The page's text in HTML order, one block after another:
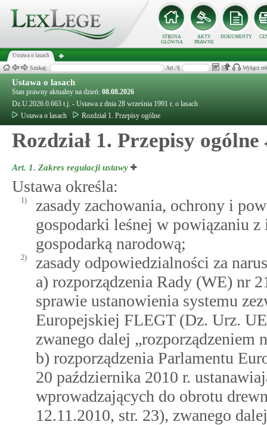
STRONA
GŁÓWNA
AKTY
PRAWNE
DOKUMENTY
Ustawa o lasach
Szukaj: Art./§ Wyłącz
Ustawa o lasach
Stan prawny aktualny na dzień: 08.08.2026
Dz.U.2026.0.663 t.j. - Ustawa z dnia 28 września 1991 r. o lasach
Ustawa o lasach
Rozdział 1. Przepisy ogólne
Rozdział 1. Przepisy ogólne
Art. 1. Zakres regulacji ustawy
Ustawa określa:
1)
zasady zachowania, ochrony i
gospodarki leśnej w powiązaniu
gospodarką narodową;
2)
zasady odpowiedzialności za
a) rozporządzenia Rady (WE) nr
sprawie ustanowienia systemu
Europejskiej FLEGT (Dz. Urz.
zwanego dalej „rozporządzeniem
b) rozporządzenia Parlamentu
20 października 2010 r.
wprowadzających do obrotu
12.11.2010, str. 23), zwanego